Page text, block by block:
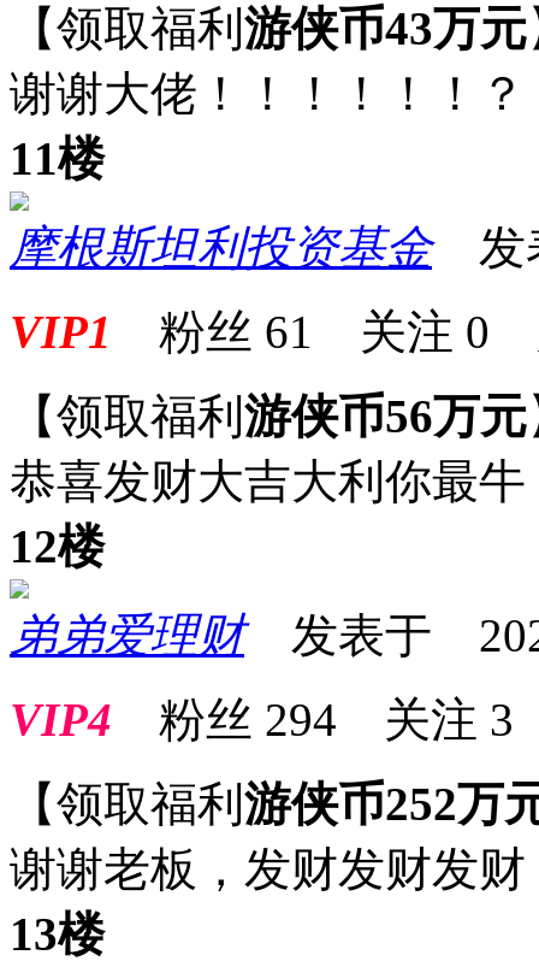
【领取福利 游侠币43万元
谢谢大佬！！！！！！？
11楼
摩根斯坦利投资基金发
VIP1 粉丝 61 关注 0
【领取福利 游侠币56万元
恭喜发财大吉大利你最牛
12楼
弟弟爱理财发表于
VIP4 粉丝 294 关注 3
【领取福利 游侠币252万
谢谢老板，发财发财发财
13楼